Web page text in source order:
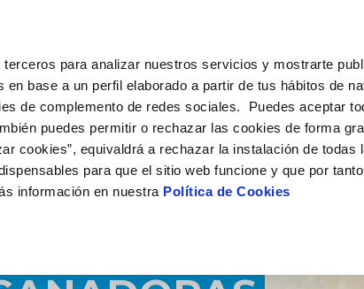
para analizar nuestros servicios y mostrarte
en base a un perfil elaborado a partir de tus hábitos de
de complemento de redes sociales. Puedes aceptar
puedes permitir o rechazar las cookies de forma
cookies”, equivaldrá a rechazar la instalación de todas
para que el sitio web funcione y que por
información en nuestra Política de Cookies